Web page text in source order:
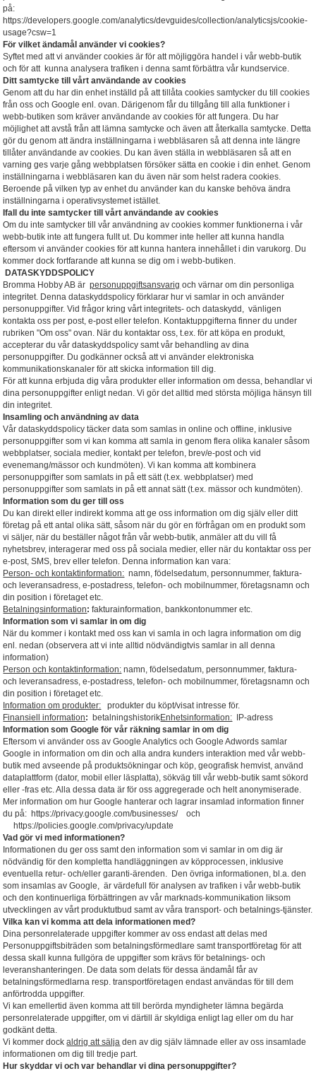
på:
https://developers.google.com/analytics/devguides/collection/analyticsjs/cookie-
usage?csw=1
För vilket ändamål använder vi cookies?
Syftet med att vi använder cookies är för att möjliggöra handel i vår webb-butik
och för att kunna analysera trafiken i denna samt förbättra vår kundservice.
Ditt samtycke till vårt användande av cookies
Genom att du har din enhet inställd på att tillåta cookies samtycker du till cookies
från oss och Google enl. ovan. Därigenom får du tillgång till alla funktioner i
webb-butiken som kräver användande av cookies för att fungera. Du har
möjlighet att avstå från att lämna samtycke och även att återkalla samtycke. Detta
gör du genom att ändra inställningarna i webbläsaren så att denna inte längre
tillåter användande av cookies. Du kan även ställa in webbläsaren så att en
varning ges varje gång webbplatsen försöker sätta en cookie i din enhet. Genom
inställningarna i webbläsaren kan du även när som helst radera cookies.
Beroende på vilken typ av enhet du använder kan du kanske behöva ändra
inställningarna i operativsystemet istället.
Ifall du inte samtycker till vårt användande av cookies
Om du inte samtycker till vår användning av cookies kommer funktionerna i vår
webb-butik inte att fungera fullt ut. Du kommer inte heller att kunna handla
eftersom vi använder cookies för att kunna hantera innehållet i din varukorg. Du
kommer dock fortfarande att kunna se dig om i webb-butiken.
DATASKYDDSPOLICY
Bromma Hobby AB ärpersonuppgiftsansvarig och värnar om din personliga
integritet. Denna dataskyddspolicy förklarar hur vi samlar in och använder
personuppgifter. Vid frågor kring vårt integritets- och dataskydd, vänligen
kontakta oss per post, e-post eller telefon. Kontaktuppgifterna finner du under
rubriken "Om oss" ovan. När du kontaktar oss, t.ex. för att köpa en produkt,
accepterar du vår dataskyddspolicy samt vår behandling av dina
personuppgifter. Du godkänner också att vi använder elektroniska
kommunikationskanaler för att skicka information till dig.
För att kunna erbjuda dig våra produkter eller information om dessa, behandlar vi
dina personuppgifter enligt nedan. Vi gör det alltid med största möjliga hänsyn till
din integritet.
Insamling och användning av data
Vår dataskyddspolicy täcker data som samlas in online och offline, inklusive
personuppgifter som vi kan komma att samla in genom flera olika kanaler såsom
webbplatser, sociala medier, kontakt per telefon, brev/e-post och vid
evenemang/mässor och kundmöten). Vi kan komma att kombinera
personuppgifter som samlats in på ett sätt (t.ex. webbplatser) med
personuppgifter som samlats in på ett annat sätt (t.ex. mässor och kundmöten).
Information som du ger till oss
Du kan direkt eller indirekt komma att ge oss information om dig själv eller ditt
företag på ett antal olika sätt, såsom när du gör en förfrågan om en produkt som
vi säljer, när du beställer något från vår webb-butik, anmäler att du vill få
nyhetsbrev, interagerar med oss på sociala medier, eller när du kontaktar oss per
e-post, SMS, brev eller telefon. Denna information kan vara:
Person- och kontaktinformation: namn, födelsedatum, personnummer, faktura-
och leveransadress, e-postadress, telefon- och mobilnummer, företagsnamn och
din position i företaget etc.
Betalningsinformation: fakturainformation, bankkontonummer etc.
Information som vi samlar in om dig
När du kommer i kontakt med oss kan vi samla in och lagra information om dig
enl. nedan (observera att vi inte alltid nödvändigtvis samlar in all denna
information)
Person och kontaktinformation: namn, födelsedatum, personnummer, faktura-
och leveransadress, e-postadress, telefon- och mobilnummer, företagsnamn och
din position i företaget etc.
Information om produkter:
produkter du köpt/visat intresse för.
Finansiell information: betalningshistorikEnhetsinformation:
IP-adress
Information som Google för vår räkning samlar in om dig
Eftersom vi använder oss av Google Analytics och Google Adwords samlar
Google in information om din och alla andra kunders interaktion med vår webb-
butik med avseende på produktsökningar och köp, geografisk hemvist, använd
dataplattform (dator, mobil eller läsplatta), sökväg till vår webb-butik samt sökord
eller -fras etc. Alla dessa data är för oss aggregerade och helt anonymiserade.
Mer information om hur Google hanterar och lagrar insamlad information finner
du på: https://privacy.google.com/businesses/ och
https://policies.google.com/privacy/update
Vad gör vi med informationen?
Informationen du ger oss samt den information som vi samlar in om dig är
nödvändig för den kompletta handläggningen av köpprocessen, inklusive
eventuella retur- och/eller garanti-ärenden. Den övriga informationen, bl.a. den
som insamlas av Google, är värdefull för analysen av trafiken i vår webb-butik
och den kontinuerliga förbättringen av vår marknads-kommunikation liksom
utvecklingen av vårt produktutbud samt av våra transport- och betalnings-tjänster.
Vilka kan vi komma att dela informationen med?
Dina personrelaterade uppgifter kommer av oss endast att delas med
Personuppgiftsbiträden som betalningsförmedlare samt transportföretag för att
dessa skall kunna fullgöra de uppgifter som krävs för betalnings- och
leveranshanteringen. De data som delats för dessa ändamål får av
betalningsförmedlarna resp. transportföretagen endast användas för till dem
anförtrodda uppgifter.
Vi kan emellertid även komma att till berörda myndigheter lämna begärda
personrelaterade uppgifter, om vi därtill är skyldiga enligt lag eller om du har
godkänt detta.
Vi kommer dockaldrig att sälja den av dig själv lämnade eller av oss insamlade
informationen om dig till tredje part.
Hur skyddar vi och var behandlar vi dina personuppgifter?